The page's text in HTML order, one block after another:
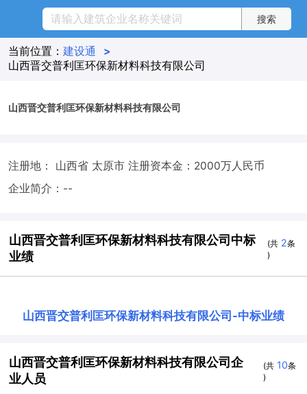
当前位置： 建设通
>
山西晋交普利匡环保新材料科技有限公司
山西晋交普利匡环保新材料科技有限公司
注册地： 山西省 太原市 注册资本金：2000万人民币
企业简介：--
山西晋交普利匡环保新材料科技有限公司中标
业绩
(共 2条
)
山西晋交普利匡环保新材料科技有限公司 -中标业绩
山西晋交普利匡环保新材料科技有限公司企
业人员
(共 10条
)